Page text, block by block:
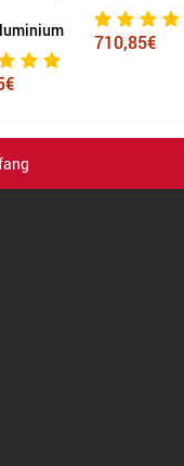
710,85€